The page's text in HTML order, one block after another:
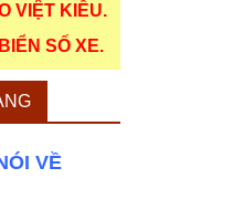
VIỆT KIỀU.
SỐ XE.
VỀ